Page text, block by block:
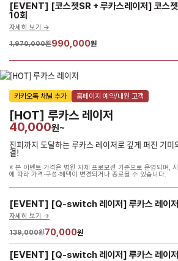
[EVENT] [코스젯SR + 루카스레이저] 코스젯
10회
자세히 보기 ->
1,970,000원990,000원
카카오톡 채널 추가 홈페이지 예약/내원 고객
[HOT] 루카스 레이저
40,000원~
진피까지 도달하는 루카스 레이저로 깊게 퍼진 기미
결!
※ 본 이벤트 가격은 병원 자체 프로모션 기준으로 운영되며,
에 따라 가격·구성·혜택이 변경되거나 종료될 수 있습니다.
[EVENT] [Q-switch 레이저] 루카스 레이저
자세히 보기 ->
139,000원70,000원
[EVENT] [Q-switch 레이저] 루카스 레이저